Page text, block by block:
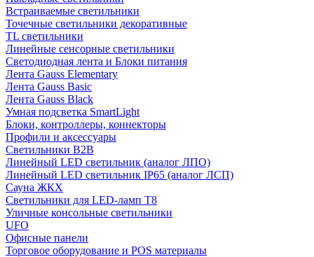
Встраиваемые светильники
Точечные светильники декоративные
TL светильники
Линейные сенсорные светильники
Светодиодная лента и Блоки питания
Лента Gauss Elementary
Лента Gauss Basic
Лента Gauss Black
Умная подсветка SmartLight
Блоки, контроллеры, коннекторы
Профили и аксессуары
Светильники B2B
Линейный LED светильник (аналог ЛПО)
Линейный LED светильник IP65 (аналог ЛСП)
Сауна ЖКХ
Светильники для LED-ламп T8
Уличные консольные светильники
UFO
Офисные панели
Торговое оборудование и POS материалы